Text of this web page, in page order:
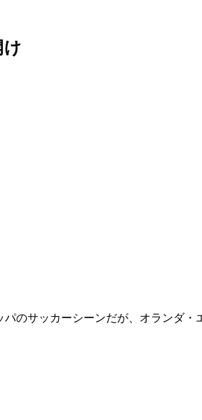
のサッカーシーンだが、オランダ